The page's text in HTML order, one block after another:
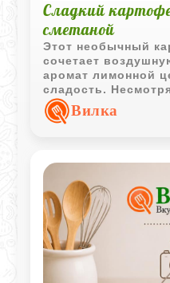
Сладкий
сметаной
Этот необычный
сочетает
аромат лимонной
сладость.
выпечка
хорошо подходит
Вилка